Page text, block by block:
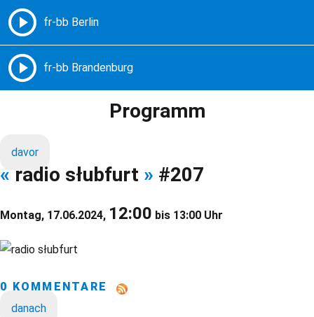
Freie Radios – Berlin Brandenburg
Programm
davor
« radio słubfurt » #207
Montag, 17.06.2024, 12:00 bis 13:00 Uhr
0 KOMMENTARE
danach